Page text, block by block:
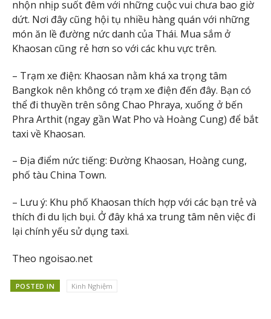
nhộn nhịp suốt đêm với những cuộc vui chưa bao giờ
dứt. Nơi đây cũng hội tụ nhiều hàng quán với những
món ăn lề đường nức danh của Thái. Mua sắm ở
Khaosan cũng rẻ hơn so với các khu vực trên.
– Trạm xe điện: Khaosan nằm khá xa trọng tâm
Bangkok nên không có trạm xe điện đến đây. Bạn có
thể đi thuyền trên sông Chao Phraya, xuống ở bến
Phra Arthit (ngay gần Wat Pho và Hoàng Cung) để bắt
taxi về Khaosan.
– Địa điểm nức tiếng: Đường Khaosan, Hoàng cung,
phố tàu China Town.
– Lưu ý: Khu phố Khaosan thích hợp với các bạn trẻ và
thích đi du lịch bụi. Ở đây khá xa trung tâm nên việc đi
lại chính yếu sử dụng taxi.
Theo ngoisao.net
POSTED IN Kinh Nghiệm